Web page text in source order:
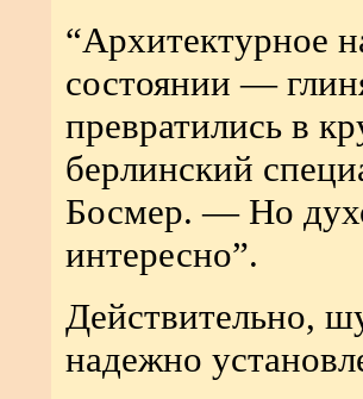
“Архитектурное
состоянии —
превратились в
берлинский
Босмер. — Но
интересно”.
Действительно,
надежно